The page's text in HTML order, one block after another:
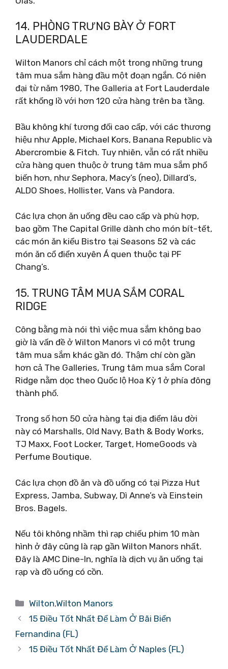
14. PHÒNG TRƯNG BÀY Ở FORT
LAUDERDALE
Wilton Manors chỉ cách một trong những trung
tâm mua sắm hàng đầu một đoạn ngắn. Có niên
đại từ năm 1980, The Galleria at Fort Lauderdale
rất khổng lồ với hơn 120 cửa hàng trên ba tầng.
Bầu không khí tương đối cao cấp, với các thương
hiệu như Apple, Michael Kors, Banana Republic và
Abercrombie & Fitch. Tuy nhiên, vẫn có rất nhiều
cửa hàng quen thuộc ở trung tâm mua sắm phổ
biến hơn, như Sephora, Macy’s (neo), Dillard’s,
ALDO Shoes, Hollister, Vans và Pandora.
Các lựa chọn ăn uống đều cao cấp và phù hợp,
bao gồm The Capital Grille dành cho món bít-tết,
các món ăn kiểu Bistro tại Seasons 52 và các
món ăn cổ điển xuyên Á quen thuộc tại PF
Chang’s.
15. TRUNG TÂM MUA SẮM CORAL
RIDGE
Công bằng mà nói thì việc mua sắm không bao
giờ là vấn đề ở Wilton Manors vì có một trung
tâm mua sắm khác gần đó. Thậm chí còn gần
hơn cả The Galleries, Trung tâm mua sắm Coral
Ridge nằm dọc theo Quốc lộ Hoa Kỳ 1 ở phía đông
thành phố.
Trong số hơn 50 cửa hàng tại địa điểm lâu đời
này có Marshalls, Old Navy, Bath & Body Works,
TJ Maxx, Foot Locker, Target, HomeGoods và
Perfume Boutique.
Các lựa chọn đồ ăn và đồ uống có tại Pizza Hut
Express, Jamba, Subway, Dì Anne’s và Einstein
Bros. Bagels.
Nếu tôi không nhầm thì rạp chiếu phim 10 màn
hình ở đây cũng là rạp gần Wilton Manors nhất.
Đây là AMC Dine-In, nghĩa là dịch vụ ăn uống tại
rạp và đồ uống có cồn.
Danh
mục
Wilton,Wilton Manors
15 Điều Tốt Nhất Để Làm Ở Bãi Biển
Fernandina (FL)
15 Điều Tốt Nhất Để Làm Ở Naples (FL)